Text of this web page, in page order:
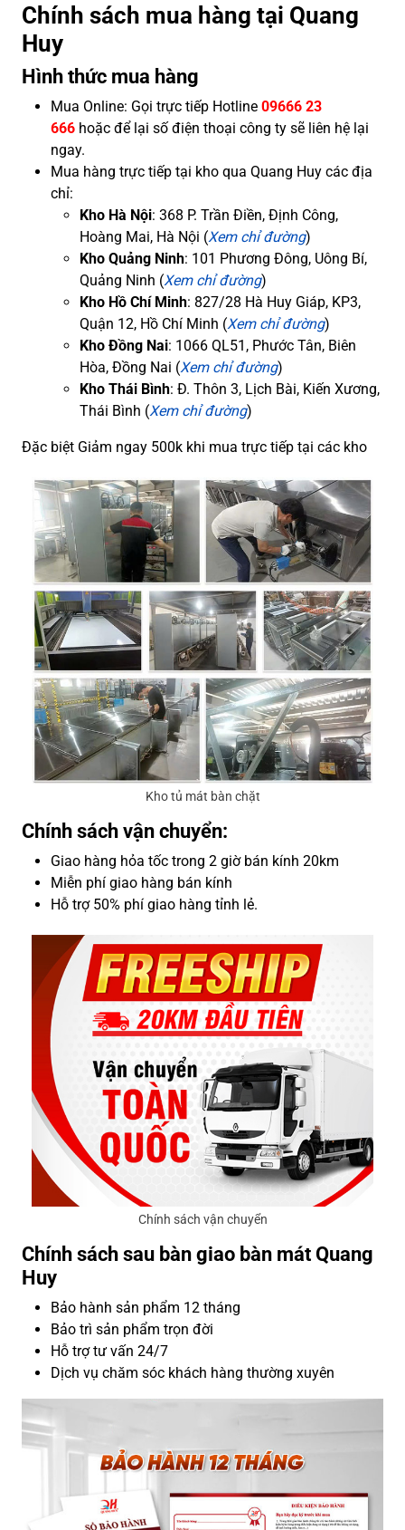
Chính sách mua hàng tại Quang
Huy
Hình thức mua hàng
Mua Online: Gọi trực tiếp Hotline 09666 23
666 hoặc để lại số điện thoại công ty sẽ liên hệ lại
ngay.
Mua hàng trực tiếp tại kho qua Quang Huy các địa
chỉ:
Kho Hà Nội: 368 P. Trần Điền, Định Công,
Hoàng Mai, Hà Nội (Xem chỉ đường)
Kho Quảng Ninh: 101 Phương Đông, Uông Bí,
Quảng Ninh (Xem chỉ đường)
Kho Hồ Chí Minh: 827/28 Hà Huy Giáp, KP3,
Quận 12, Hồ Chí Minh (Xem chỉ đường)
Kho Đồng Nai: 1066 QL51, Phước Tân, Biên
Hòa, Đồng Nai (Xem chỉ đường)
Kho Thái Bình: Đ. Thôn 3, Lịch Bài, Kiến Xương,
Thái Bình (Xem chỉ đường)
Đặc biệt Giảm ngay 500k khi mua trực tiếp tại các kho
Kho tủ mát bàn chặt
Chính sách vận chuyển:
Giao hàng hỏa tốc trong 2 giờ bán kính 20km
Miễn phí giao hàng bán kính
Hỗ trợ 50% phí giao hàng tỉnh lẻ.
Chính sách vận chuyển
Chính sách sau bàn giao bàn mát Quang
Huy
Bảo hành sản phẩm 12 tháng
Bảo trì sản phẩm trọn đời
Hỗ trợ tư vấn 24/7
Dịch vụ chăm sóc khách hàng thường xuyên